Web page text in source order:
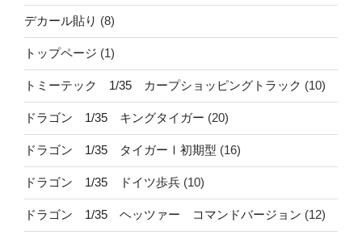
デカール貼り (8)
トップページ (1)
トミーテック 1/35 カープショッピングトラック (10)
ドラゴン 1/35 キングタイガー (20)
ドラゴン 1/35 タイガーⅠ初期型 (16)
ドラゴン 1/35 ドイツ歩兵 (10)
ドラゴン 1/35 ヘッツァー コマンドバージョン (12)